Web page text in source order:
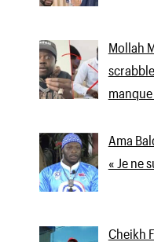
Mollah
Ama
« Je ne
Cheikh